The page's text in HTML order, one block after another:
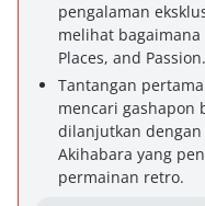
pengalaman
melihat
Places, and Passion.
Tantangan
mencari gashapon
dilanjutkan
Akihabara yang
permainan retro.